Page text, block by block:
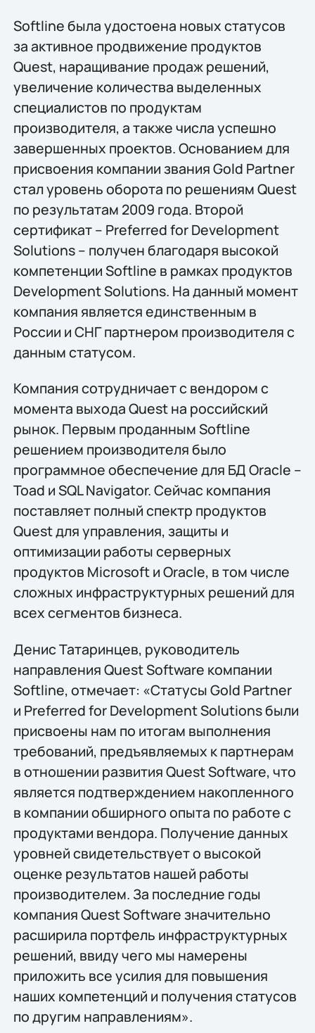
Softline была удостоена новых статусов
за активное продвижение продуктов
Quest, наращивание продаж решений,
увеличение количества выделенных
специалистов по продуктам
производителя, а также числа успешно
завершенных проектов. Основанием для
присвоения компании звания Gold Partner
стал уровень оборота по решениям Quest
по результатам 2009 года. Второй
сертификат – Preferred for Development
Solutions – получен благодаря высокой
компетенции Softline в рамках продуктов
Development Solutions. На данный момент
компания является единственным в
России и СНГ партнером производителя с
данным статусом.
Компания сотрудничает с вендором с
момента выхода Quest на российский
рынок. Первым проданным Softline
решением производителя было
программное обеспечение для БД Oracle –
Toad и SQL Navigator. Сейчас компания
поставляет полный спектр продуктов
Quest для управления, защиты и
оптимизации работы серверных
продуктов Microsoft и Oracle, в том числе
сложных инфраструктурных решений для
всех сегментов бизнеса.
Денис Татаринцев, руководитель
направления Quest Software компании
Softline, отмечает: «Статусы Gold Partner
и Preferred for Development Solutions были
присвоены нам по итогам выполнения
требований, предъявляемых к партнерам
в отношении развития Quest Software, что
является подтверждением накопленного
в компании обширного опыта по работе с
продуктами вендора. Получение данных
уровней свидетельствует о высокой
оценке результатов нашей работы
производителем. За последние годы
компания Quest Software значительно
расширила портфель инфраструктурных
решений, ввиду чего мы намерены
приложить все усилия для повышения
наших компетенций и получения статусов
по другим направлениям».